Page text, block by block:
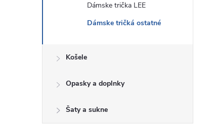
Dámske trička LEE
Dámske tričká ostatné
Košele
Opasky a doplnky
Šaty a sukne